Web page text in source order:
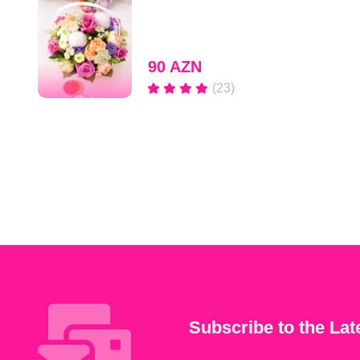
90 AZN
(23)
Subscribe to the